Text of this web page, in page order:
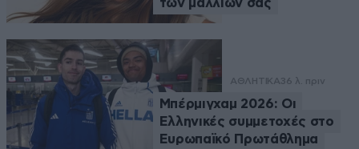
ΑΘΛΗΤΙΚΑ36 λ. πριν
Μπέρμιγχαμ 2026: Οι
Ελληνικές συμμετοχές στο
Ευρωπαϊκό Πρωτάθλημα